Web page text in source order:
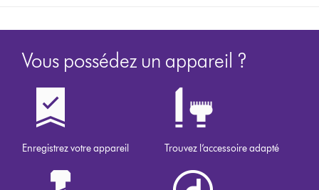
Vous possédez un appareil ?
Enregistrez votre appareil Trouvez l’accessoire adapté